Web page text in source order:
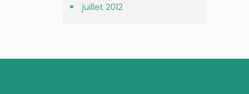
juillet 2012